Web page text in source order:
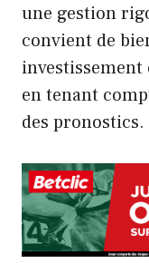
une gestion
convient de
investissement
en tenant
des pronostics.